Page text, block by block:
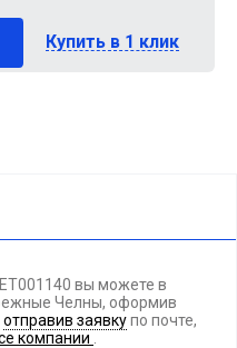
Купить в 1 клик
вы можете в
Челны, оформив
отправив заявкупо почте,
компании